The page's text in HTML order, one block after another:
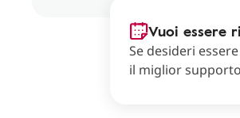
Vuoi essere
Se desideri
il miglior